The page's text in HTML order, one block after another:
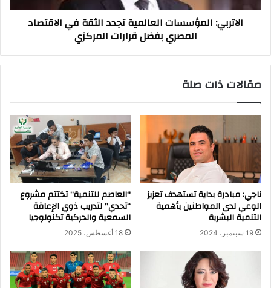
بفضل
قراراتالاتربي: المؤسسات العالمية تجدد الثقة في الاقتصاد
المصري بفضل قرارات المركزي
مقالات ذات صلة
ناجي: مبادرة بداية تستهدف تعزيز
الوعي لدى المواطنين بأهمية
التنمية البشرية
19 سبتمبر، 2024
“العاصم للتنمية” تختتم مشروع
“تحدي” لتدريب ذوي الإعاقة
السمعية والحركية تكنولوجيا
18 أغسطس، 2025